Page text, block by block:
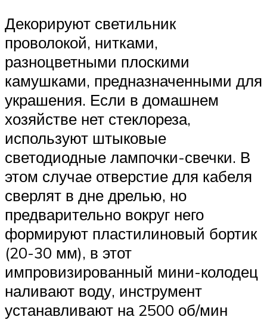
Декорируют светильник
проволокой, нитками,
разноцветными плоскими
камушками, предназначенными для
украшения. Если в домашнем
хозяйстве нет стеклореза,
используют штыковые
светодиодные лампочки-свечки. В
этом случае отверстие для кабеля
сверлят в дне дрелью, но
предварительно вокруг него
формируют пластилиновый бортик
(20-30 мм), в этот
импровизированный мини-колодец
наливают воду, инструмент
устанавливают на 2500 об/мин